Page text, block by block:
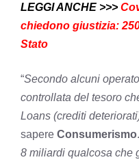
LEGGI ANCHE >>>
chiedono giustizia:
Stato
“Secondo alcuni
controllata del tesoro
Loans (crediti
sapere Consumerismo
8 miliardi qualcosa che